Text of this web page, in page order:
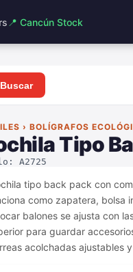
📍 Cancún Stock
Buscar
› BOLÍGRAFOS
Tipo
A2725
tipo back pack con
como zapatera, bolsa
balones se ajusta con
para guardar
acolchadas ajustables